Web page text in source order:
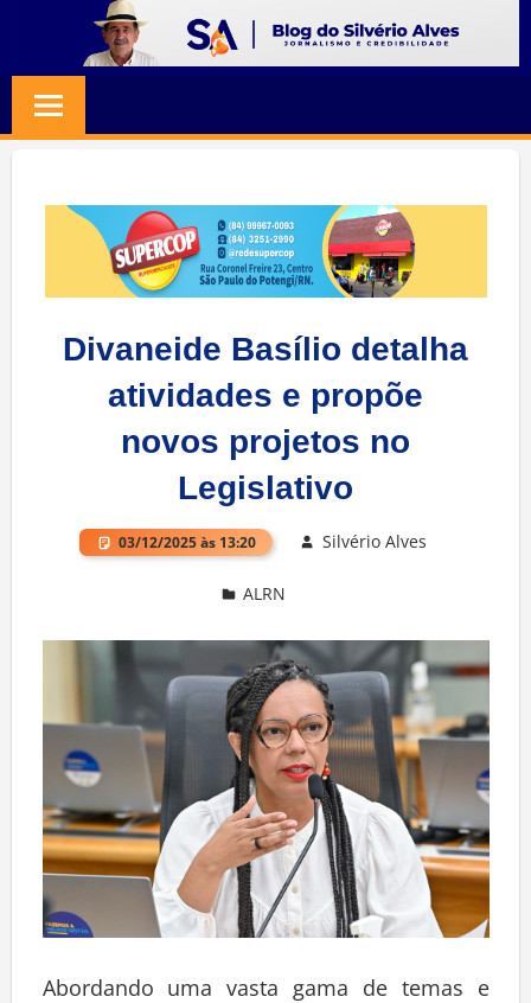
content
SILVERIO
ALVES
Jornalismo
Credibilidade
Divaneide Basílio detalha
atividades e propõe
novos projetos no
Legislativo
03/12/2025 às 13:20 Silvério Alves
ALRN
Abordando uma vasta gama de temas e